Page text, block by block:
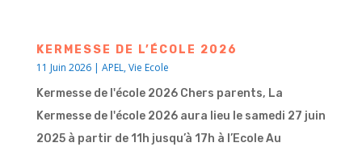
KERMESSE DE L’ÉCOLE 2026
11 Juin 2026| APEL,Vie Ecole
Kermesse de l'école 2026 Chers parents, La
Kermesse de l'école 2026 aura lieu le samedi 27 juin
2025 à partir de 11h jusqu’à 17h à l’Ecole Au